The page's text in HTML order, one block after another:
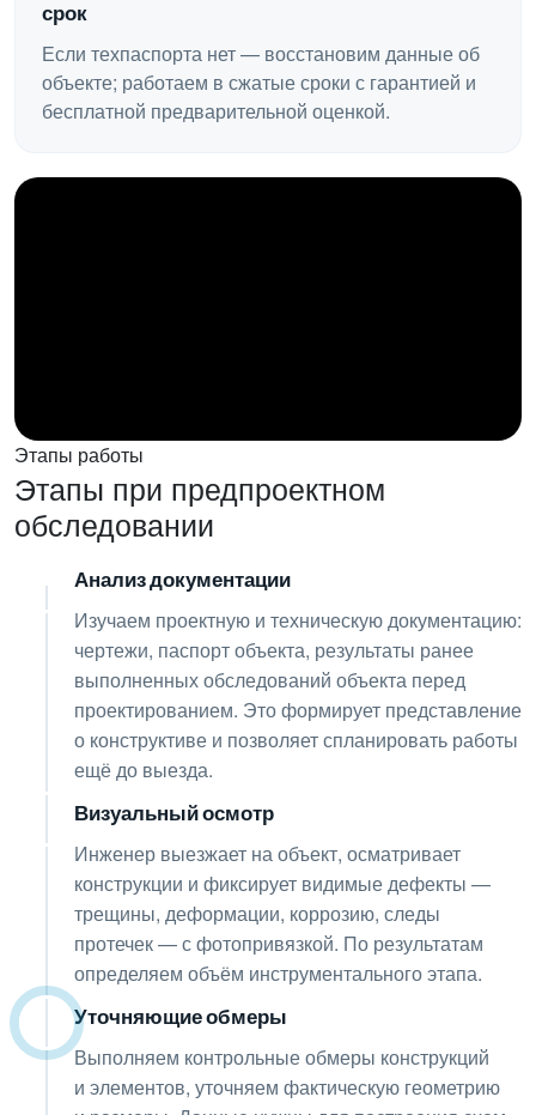
срок
Если техпаспорта нет — восстановим данные об
объекте; работаем в сжатые сроки с гарантией и
бесплатной предварительной оценкой.
Этапы работы
Этапы при предпроектном
обследовании
01 Анализ документации
Изучаем проектную и техническую документацию:
чертежи, паспорт объекта, результаты ранее
выполненных обследований объекта перед
проектированием. Это формирует представление
о конструктиве и позволяет спланировать работы
ещё до выезда.
Визуальный осмотр
Инженер выезжает на объект, осматривает
конструкции и фиксирует видимые дефекты —
трещины, деформации, коррозию, следы
протечек — с фотопривязкой. По результатам
определяем объём инструментального этапа.
Уточняющие обмеры
Выполняем контрольные обмеры конструкций
и элементов, уточняем фактическую геометрию